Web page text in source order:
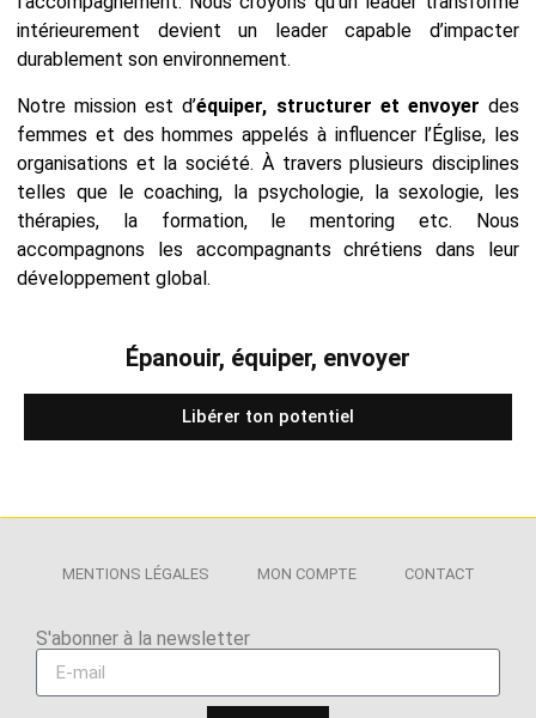
intérieurement devient un leader capable d’impacter
durablement son environnement.
Notre mission est d’équiper, structurer et envoyer des
femmes et des hommes appelés à influencer l’Église, les
organisations et la société. À travers plusieurs disciplines
telles que le coaching, la psychologie, la sexologie, les
thérapies, la formation, le mentoring etc. Nous
accompagnons les accompagnants chrétiens dans leur
développement global.
Épanouir, équiper, envoyer
Libérer ton potentiel
MENTIONS LÉGALES MON COMPTE CONTACT
S'abonner à la newsletter​